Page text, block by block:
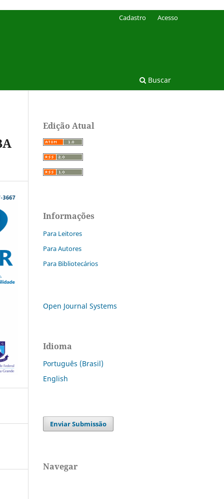
Buscar
Cadastro Acesso
Edição Atual
Informações
Para Leitores
Para Autores
Para Bibliotecários
Open Journal Systems
Idioma
Português (Brasil)
English
Enviar Submissão
Navegar